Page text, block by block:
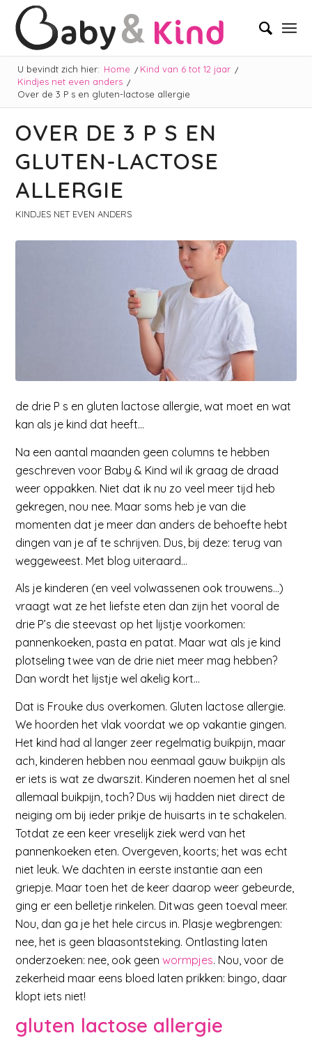
U bevindt zich hier: Home / Kind van 6 tot 12 jaar /
Kindjes net even anders /
Over de 3 P s en gluten-lactose allergie
OVER DE 3 P S EN
GLUTEN-LACTOSE
ALLERGIE
KINDJES NET EVEN ANDERS
de drie P s en gluten lactose allergie, wat moet en wat
kan als je kind dat heeft…
Na een aantal maanden geen columns te hebben
geschreven voor Baby & Kind wil ik graag de draad
weer oppakken. Niet dat ik nu zo veel meer tijd heb
gekregen, nou nee. Maar soms heb je van die
momenten dat je meer dan anders de behoefte hebt
dingen van je af te schrijven. Dus, bij deze: terug van
weggeweest. Met blog uiteraard…
Als je kinderen (en veel volwassenen ook trouwens…)
vraagt wat ze het liefste eten dan zijn het vooral de
drie P’s die steevast op het lijstje voorkomen:
pannenkoeken, pasta en patat. Maar wat als je kind
plotseling twee van de drie niet meer mag hebben?
Dan wordt het lijstje wel akelig kort…
Dat is Frouke dus overkomen. Gluten lactose allergie.
We hoorden het vlak voordat we op vakantie gingen.
Het kind had al langer zeer regelmatig buikpijn, maar
ach, kinderen hebben nou eenmaal gauw buikpijn als
er iets is wat ze dwarszit. Kinderen noemen het al snel
allemaal buikpijn, toch? Dus wij hadden niet direct de
neiging om bij ieder prikje de huisarts in te schakelen.
Totdat ze een keer vreselijk ziek werd van het
pannenkoeken eten. Overgeven, koorts; het was echt
niet leuk. We dachten in eerste instantie aan een
griepje. Maar toen het de keer daarop weer gebeurde,
ging er een belletje rinkelen. Ditwas geen toeval meer.
Nou, dan ga je het hele circus in. Plasje wegbrengen:
nee, het is geen blaasontsteking. Ontlasting laten
onderzoeken: nee, ook geenwormpjes. Nou, voor de
zekerheid maar eens bloed laten prikken: bingo, daar
klopt iets niet!
gluten lactose allergie